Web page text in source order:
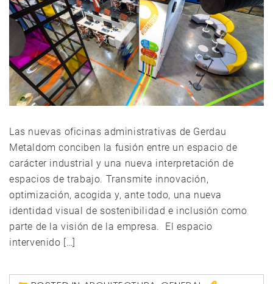
Las nuevas oficinas administrativas de Gerdau
Metaldom conciben la fusión entre un espacio de
carácter industrial y una nueva interpretación de
espacios de trabajo. Transmite innovación,
optimización, acogida y, ante todo, una nueva
identidad visual de sostenibilidad e inclusión como
parte de la visión de la empresa. El espacio
intervenido […]